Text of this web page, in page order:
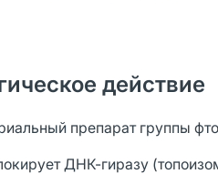
действие
препарат группы
ДНК-гиразу